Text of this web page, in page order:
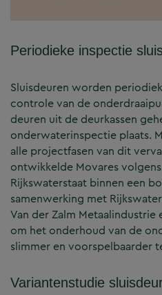
Periodieke inspectie
Sluisdeuren worden
controle van de
deuren uit de deurkassen
onderwaterinspectie plaats.
alle projectfasen van dit
ontwikkelde Movares
Rijkswaterstaat binnen een
samenwerking met
Van der Zalm
om het onderhoud van de
slimmer en voorspelbaarder
Variantenstudie